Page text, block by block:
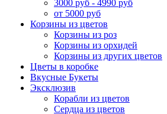
3000 руб - 4990 руб
от 5000 руб
Корзины из цветов
Корзины из роз
Корзины из орхидей
Корзины из других цветов
Цветы в коробке
Вкусные Букеты
Эксклюзив
Корабли из цветов
Сердца из цветов